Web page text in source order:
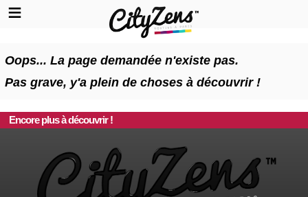
Oops... La page demandée n'existe pas.
Pas grave, y'a plein de choses à découvrir !
Encore plus à découvrir !